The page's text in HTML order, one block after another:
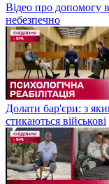
Відео про допомогу
небезпечно
Долати бар'єри: з
стикаються військові